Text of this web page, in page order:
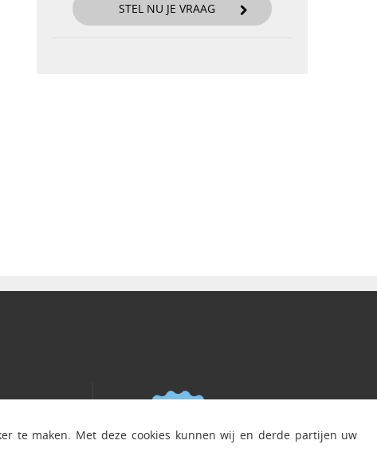
STEL NU JE VRAAG
te maken. Met deze cookies kunnen wij en derde partijen uw